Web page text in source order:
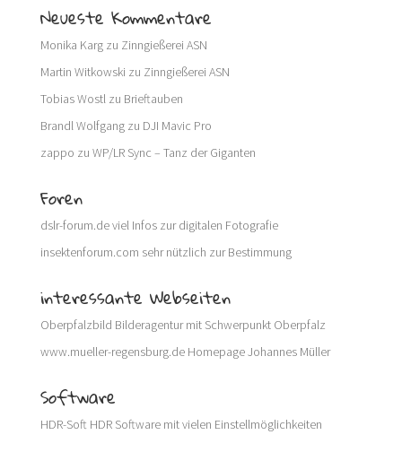
Neueste Kommentare
Monika Kargzu Zinngießerei ASN
Martin Witkowski zu Zinngießerei ASN
Tobias Wostlzu Brieftauben
Brandl Wolfgangzu DJI Mavic Pro
zappo zu WP/LR Sync – Tanz der Giganten
Foren
dslr-forum.deviel Infos zur digitalen Fotografie
insektenforum.com sehr nützlich zur Bestimmung
interessante Webseiten
Oberpfalzbild Bilderagentur mit Schwerpunkt Oberpfalz
www.mueller-regensburg.deHomepage Johannes Müller
Software
HDR-SoftHDR Software mit vielen Einstellmöglichkeiten